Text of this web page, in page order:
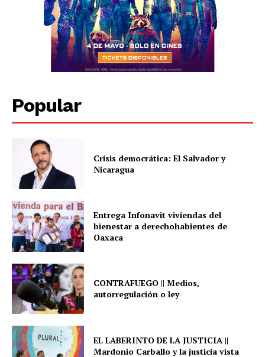
Popular
Crisis democrática: El Salvador y
Nicaragua
Entrega Infonavit viviendas del
bienestar a derechohabientes de
Oaxaca
CONTRAFUEGO || Medios,
autorregulación o ley
EL LABERINTO DE LA JUSTICIA ||
Mardonio Carballo y la justicia vista